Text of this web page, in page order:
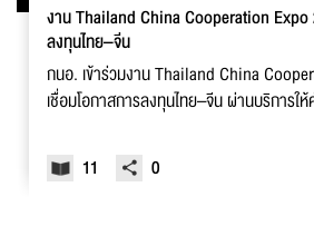
งาน Thailand China Cooperation Expo
ลงทุนไทย–จีน
กนอ. เข้าร่วมงาน Thailand China
เชื่อมโอกาสการลงทุนไทย–จีน ผ่านบริการใ
11 0